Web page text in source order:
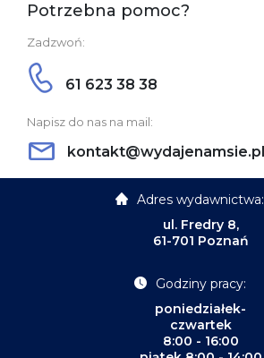
Potrzebna pomoc?
Zadzwoń:
61 623 38 38
Napisz do nas na mail:
kontakt@wydajenamsie.pl
Adres wydawnictwa:
ul. Fredry 8,
61-701 Poznań
Godziny pracy:
poniedziałek-
czwartek
8:00 - 16:00